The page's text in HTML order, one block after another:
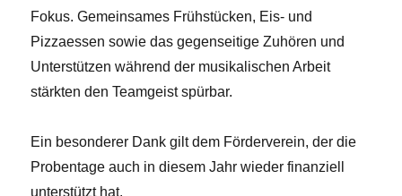
Fokus. Gemeinsames Frühstücken, Eis- und
Pizzaessen sowie das gegenseitige Zuhören und
Unterstützen während der musikalischen Arbeit
stärkten den Teamgeist spürbar.
Ein besonderer Dank gilt dem Förderverein, der die
Probentage auch in diesem Jahr wieder finanziell
unterstützt hat.